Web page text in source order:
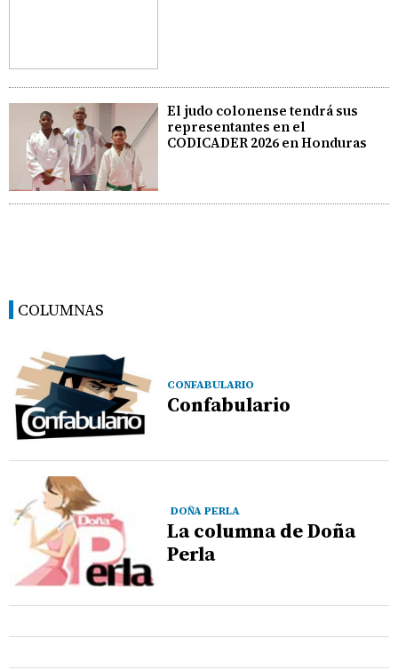
El judo colonense tendrá sus
representantes en el
CODICADER 2026 en Honduras
COLUMNAS
CONFABULARIO
Confabulario
DOÑA PERLA
La columna de Doña
Perla